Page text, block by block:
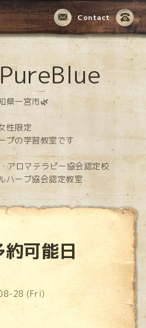
Contact
県一宮市🌿
性限定
ブの学習教室です
アロマテラピー協会認定校
ハーブ協会認定教室
可能日
28 (Fri)